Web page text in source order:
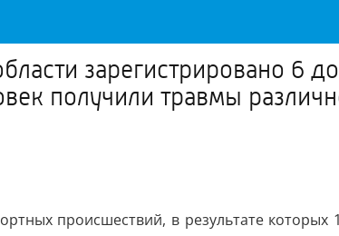
зарегистрировано 6
получили травмы
происшествий, в результате